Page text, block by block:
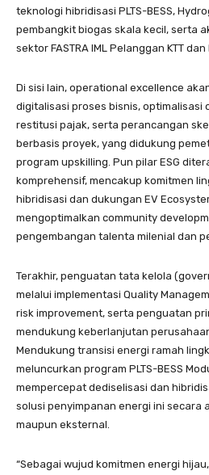
teknologi hibridisasi PLTS-BESS,
pembangkit biogas skala kecil, serta
sektor FASTRA IML Pelanggan KTT
Di sisi lain, operational excellence
digitalisasi proses bisnis, optimalisasi
restitusi pajak, serta perancangan
berbasis proyek, yang didukung
program upskilling. Pun pilar ESG
komprehensif, mencakup komitmen
hibridisasi dan dukungan EV
mengoptimalkan community
pengembangan talenta milenial dan
Terakhir, penguatan tata kelola
melalui implementasi Quality
risk improvement, serta penguatan
mendukung keberlanjutan
Mendukung transisi energi ramah
meluncurkan program PLTS-BESS
mempercepat dediselisasi dan
solusi penyimpanan energi ini secara
maupun eksternal.
“Sebagai wujud komitmen energi